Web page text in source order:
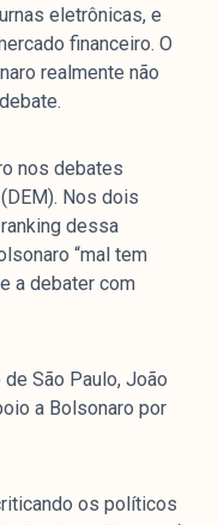
eletrônicas, e
financeiro. O
realmente não
nos debates
Nos dois
dessa
“mal tem
a debater com
São Paulo, João
a Bolsonaro por
os políticos